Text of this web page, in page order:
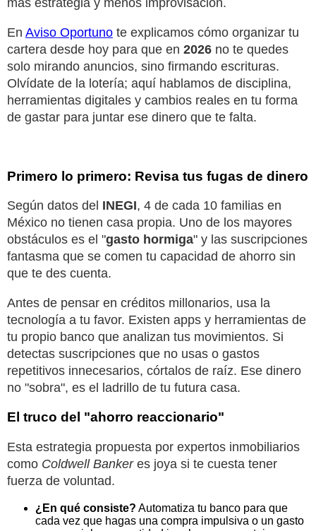
más estrategia y menos improvisación.
En Aviso Oportuno te explicamos cómo organizar tu
cartera desde hoy para que en 2026 no te quedes
solo mirando anuncios, sino firmando escrituras.
Olvídate de la lotería; aquí hablamos de disciplina,
herramientas digitales y cambios reales en tu forma
de gastar para juntar ese dinero que te falta.
Primero lo primero: Revisa tus fugas de dinero
Según datos del INEGI, 4 de cada 10 familias en
México no tienen casa propia. Uno de los mayores
obstáculos es el "gasto hormiga" y las suscripciones
fantasma que se comen tu capacidad de ahorro sin
que te des cuenta.
Antes de pensar en créditos millonarios, usa la
tecnología a tu favor. Existen apps y herramientas de
tu propio banco que analizan tus movimientos. Si
detectas suscripciones que no usas o gastos
repetitivos innecesarios, córtalos de raíz. Ese dinero
no "sobra", es el ladrillo de tu futura casa.
El truco del "ahorro reaccionario"
Esta estrategia propuesta por expertos inmobiliarios
como Coldwell Banker es joya si te cuesta tener
fuerza de voluntad.
¿En qué consiste? Automatiza tu banco para que
cada vez que hagas una compra impulsiva o un gasto